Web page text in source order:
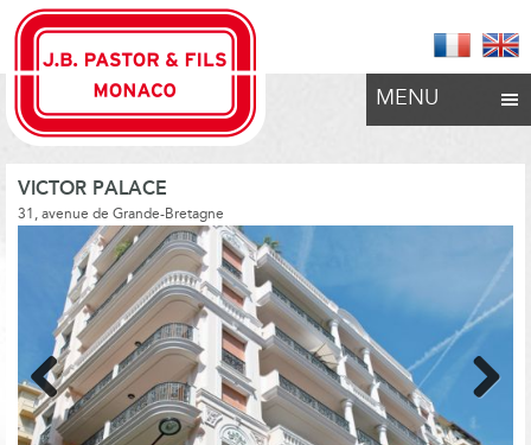
MENU
VICTOR PALACE
31, avenue de Grande-Bretagne
Previous Next